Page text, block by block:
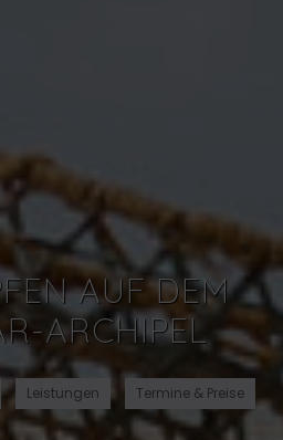
AUF DEM
ARCHIPEL
Leistungen Termine & Preise